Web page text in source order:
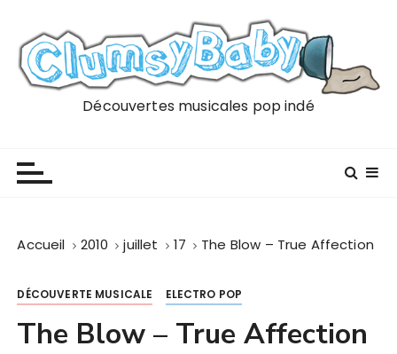
Découvertes musicales pop indé
Accueil 2010 juillet 17 The Blow – True Affection
DÉCOUVERTE MUSICALE ELECTRO POP
The Blow – True Affection